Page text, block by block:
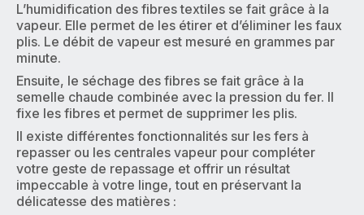
L’humidification des fibres textiles se fait grâce à la
vapeur. Elle permet de les étirer et d’éliminer les faux
plis. Le débit de vapeur est mesuré en grammes par
minute.
Ensuite, le séchage des fibres se fait grâce à la
semelle chaude combinée avec la pression du fer. Il
fixe les fibres et permet de supprimer les plis.
Il existe différentes fonctionnalités sur les fers à
repasser ou les centrales vapeur pour compléter
votre geste de repassage et offrir un résultat
impeccable à votre linge, tout en préservant la
délicatesse des matières :